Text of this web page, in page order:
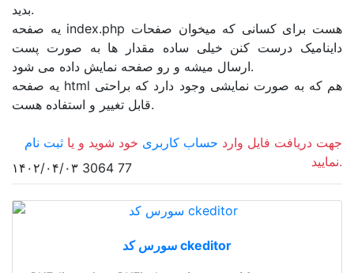
بدید.
یه صفحه index.php هست برای کسانی که میخوان صفحات
داینامیک درست کنن خیلی ساده مقدار ها به صورت پست
ارسال میشه و رو صفحه نمایش داده می شود.
یه صفحه html هم که به صورت نمایشی وجود دارد که براحتی
قابل تغییر و استفاده هست.
جهت دریافت فایل وارد حساب کاربری خود شوید و یا ثبت نام
نمایید.
۱۴۰۲/۰۴/۰۳ 3064 77
سورس کد ckeditor